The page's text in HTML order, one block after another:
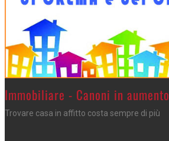
>Immobiliare - Canoni in aumento
Trovare casa in affitto costa sempre di più